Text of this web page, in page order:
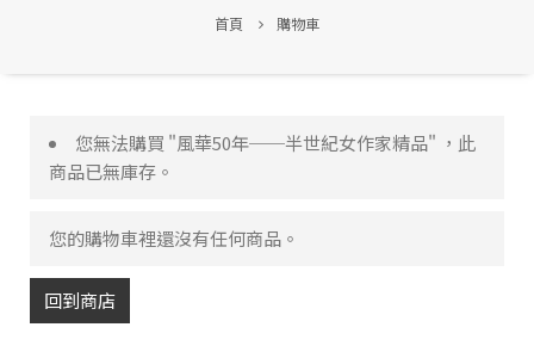
首頁 購物車
您無法購買 "風華50年──半世紀女作家精品" ，此
商品已無庫存。
您的購物車裡還沒有任何商品。
回到商店